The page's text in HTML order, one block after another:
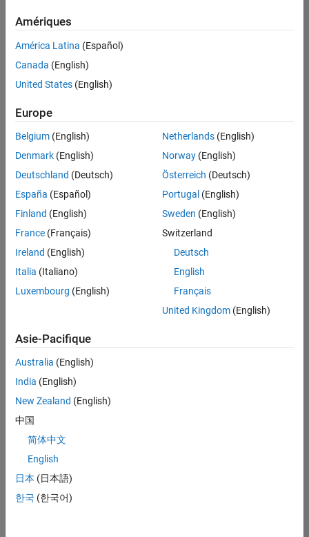
Actuellement,
aucune
offre
d'emploi
correspondant
à vos
critères
de
recherche.
Vous
pouvez
élargir
votre
recherche
ou
afficher
l’ensemble
d'emploi.
malgré
tout
vous
trouvez
pas
d'offre
corresponde
à vos
Amériques
América Latina (Español)
Canada (English)
United States (English)
Europe
Belgium (English)
Denmark (English)
Deutschland (Deutsch)
España (Español)
Finland (English)
France (Français)
Ireland (English)
Italia (Italiano)
Luxembourg (English)
Netherlands(English)
Norway(English)
Österreich (Deutsch)
Portugal (English)
Sweden (English)
Switzerland
Deutsch
English
Français
United Kingdom(English)
Asie-Pacifique
Australia (English)
India (English)
New Zealand (English)
中国
简体中文
English
日本 (日本語)
한국 (한국어)